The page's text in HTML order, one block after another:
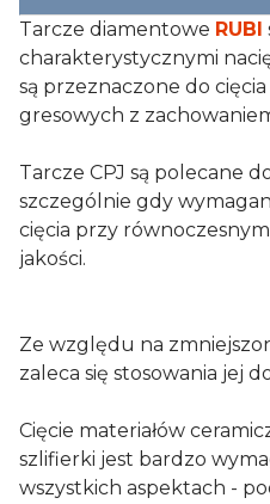
Tarcze diamentowe RUBI
charakterystycznymi
są przeznaczone do
gresowych z
Tarcze CPJ są polecane
szczególnie gdy
cięcia przy
jakości.
Ze względu na
zaleca się stosowania jej
Cięcie materiałów
szlifierki jest bardzo
wszystkich aspektach -